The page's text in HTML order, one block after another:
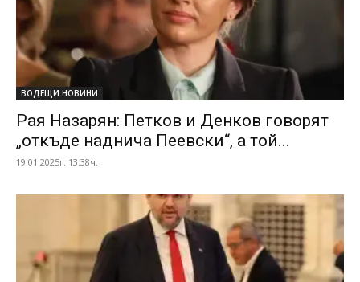
ВОДЕЩИ НОВИНИ
Рая Назарян: Петков и Денков говорят
„откъде наднича Пеевски“, а той...
19.01.2025г. 13:38ч.